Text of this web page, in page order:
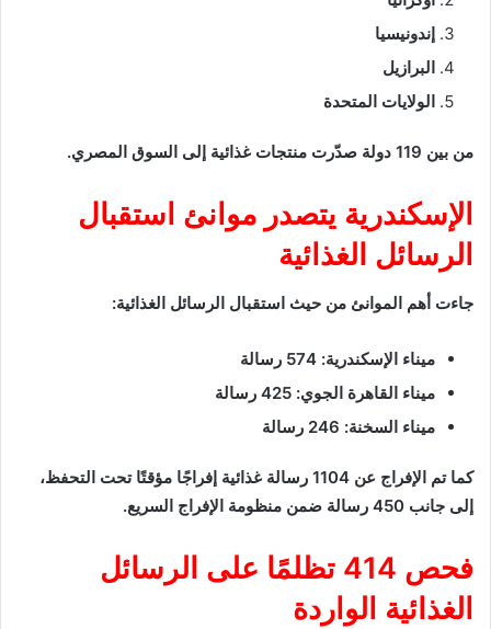
إندونيسيا
البرازيل
الولايات المتحدة
من بين 119 دولة صدّرت منتجات غذائية إلى السوق المصري.
الإسكندرية يتصدر موانئ استقبال
الرسائل الغذائية
جاءت أهم الموانئ من حيث استقبال الرسائل الغذائية:
ميناء الإسكندرية: 574 رسالة
ميناء القاهرة الجوي: 425 رسالة
ميناء السخنة: 246 رسالة
كما تم الإفراج عن 1104 رسالة غذائية إفراجًا مؤقتًا تحت التحفظ،
إلى جانب 450 رسالة ضمن منظومة الإفراج السريع.
فحص 414 تظلمًا على الرسائل
الغذائية الواردة